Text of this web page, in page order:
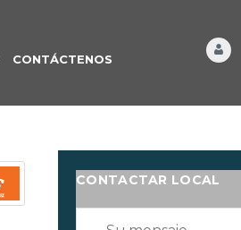
CONTÁCTENOS
CONTACTAR LOCAL